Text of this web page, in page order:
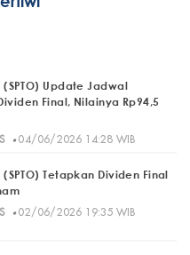
(SPTO) Update Jadwal
Final, Nilainya Rp94,5
· 04/06/2026 14:28 WIB
Tetapkan Dividen Final
· 02/06/2026 19:35 WIB